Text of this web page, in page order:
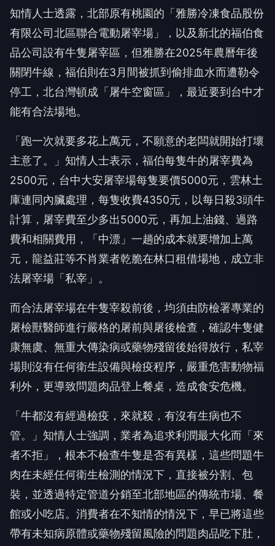
知情人士透露，北部原有桃園的「雅勝冷凍食品股份
有限公司北區聯合電動屠宰場」，以及新北的福伯食
品公司設有牛隻屠宰區，但雅勝在2025年農曆年後
關閉牛線，福伯則在3月間被抓到偷排血水而遭勒令
停工，北台灣頓成「屠牛空窗區」，最近要到台中才
能有合法場地。
「跑一次就要多花上萬元，不願意的老闆就開始打壞
主意了。」知情人士表示，福伯每隻牛的屠宰費為
2500元，台中大安屠宰場每隻要價5000元，雲林土
庫連同內臟處理，每隻收費4350元，以每日殺3頭牛
計算，屠宰費至少多出5000元，再加上油錢、過路
費和相關費用，「中漂」一趟的成本就要增加上萬
元，龍益莊等不肖業者乾脆在林口租借場地，成立非
法屠宰場「私宰」。
而合法屠宰場在牛隻宰殺前後，均須由防檢署專業的
屠檢獸醫師進行嚴格的屠前與屠後檢查，確認牛隻健
康無虞、無重大傳染病或藥物殘留後始得放行，私宰
場則沒有任何衛生設備與檢疫程序，嚴重危害動物福
利外，更導致問題肉品登上餐桌，造成食安危機。
「牛都沒有經過檢疫，來就殺，有沒有生病也不
管。」知情人士強調，業者為追求利潤最大化而「來
者不拒」，根本不檢查牛隻是否有異樣，這些問題牛
肉在未經任何衛生檢測的情況下，直接被分割、包
裝，並透過特定管道分銷至北部地區的傳統市場、餐
館或小吃店。消費者在不知情的情況下，早已將這些
帶有未知病原體或藥物殘留風險的問題肉品吃下肚，